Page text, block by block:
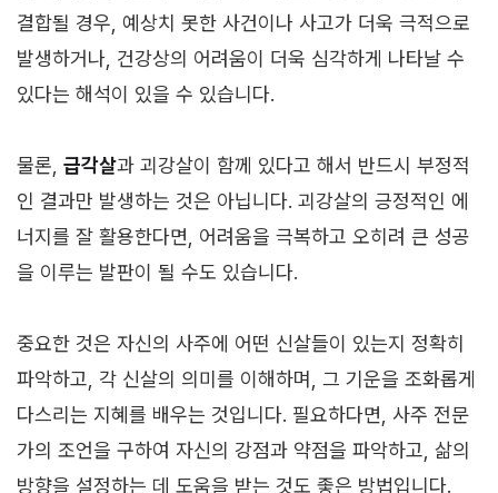
결합될 경우, 예상치 못한 사건이나 사고가 더욱 극적으로
발생하거나, 건강상의 어려움이 더욱 심각하게 나타날 수
있다는 해석이 있을 수 있습니다.
물론, 급각살과 괴강살이 함께 있다고 해서 반드시 부정적
인 결과만 발생하는 것은 아닙니다. 괴강살의 긍정적인 에
너지를 잘 활용한다면, 어려움을 극복하고 오히려 큰 성공
을 이루는 발판이 될 수도 있습니다.
중요한 것은 자신의 사주에 어떤 신살들이 있는지 정확히
파악하고, 각 신살의 의미를 이해하며, 그 기운을 조화롭게
다스리는 지혜를 배우는 것입니다. 필요하다면, 사주 전문
가의 조언을 구하여 자신의 강점과 약점을 파악하고, 삶의
방향을 설정하는 데 도움을 받는 것도 좋은 방법입니다.